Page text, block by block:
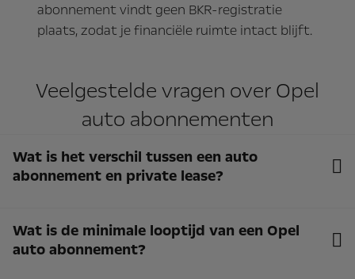
abonnement vindt geen BKR-registratie
plaats, zodat je financiële ruimte intact blijft.
Veelgestelde vragen over Opel
auto abonnementen
Wat is het verschil tussen een auto
abonnement en private lease?
lease is de looptijd van het contract. Bij een auto abonnement
kun je een looptijd hebben van 3,6 of 12 maanden, terwijl
Wat is de minimale looptijd van een Opel
auto abonnement?